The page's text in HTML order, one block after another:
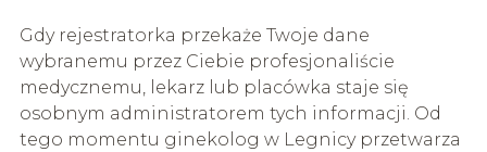
Gdy rejestratorka przekaże Twoje dane
wybranemu przez Ciebie profesjonaliście
medycznemu, lekarz lub placówka staje się
osobnym administratorem tych informacji. Od
tego momentu ginekolog w Legnicy przetwarza